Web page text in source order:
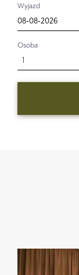
Wyjazd
Osoba
1